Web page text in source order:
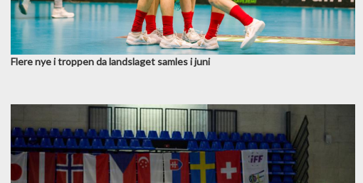
Flere nye i troppen da landslaget samles i juni